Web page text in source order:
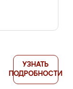
УЗНАТЬ
ПОДРОБНОСТИ